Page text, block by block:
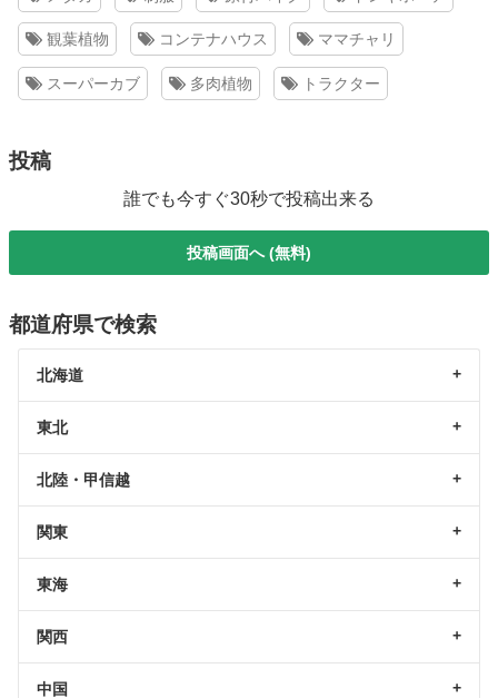
観葉植物 コンテナハウス ママチャリ
スーパーカブ 多肉植物 トラクター
投稿
誰でも今すぐ30秒で投稿出来る
投稿画面へ (無料)
都道府県で検索
北海道
東北
北陸・甲信越
関東
東海
関西
中国